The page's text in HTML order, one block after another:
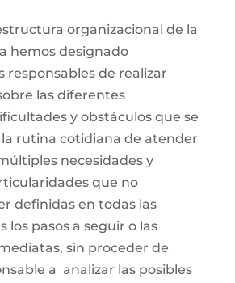
organizacional de la
hemos designado
responsables de realizar
las diferentes
y obstáculos que se
rutina cotidiana de atender
necesidades y
que no
definidas en todas las
los pasos a seguir o las
sin proceder de
a analizar las posibles